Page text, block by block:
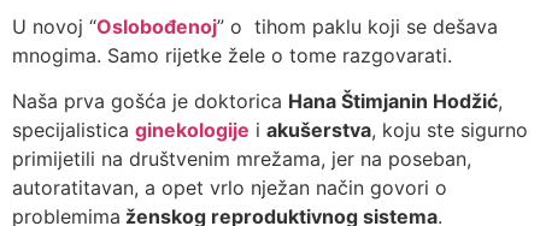
U novoj “Oslobođenoj” o tihom paklu koji se dešava
mnogima. Samo rijetke žele o tome razgovarati.
Naša prva gošća je doktorica Hana Štimjanin Hodžić,
specijalistica ginekologije i akušerstva, koju ste sigurno
primijetili na društvenim mrežama, jer na poseban,
autoratitavan, a opet vrlo nježan način govori o
problemima ženskog reproduktivnog sistema.